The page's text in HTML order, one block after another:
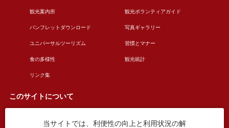
観光案内所 観光ボランティアガイド
パンフレットダウンロード 写真ギャラリー
ユニバーサルツーリズム 習慣とマナー
食の多様性 観光統計
リンク集
このサイトについて
このサイトについて 広告掲載について
当サイトでは、利便性の向上と利用状況の解